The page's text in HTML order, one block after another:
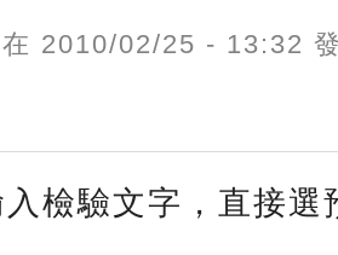
2010/02/25 - 13:32
檢驗文字，直接選